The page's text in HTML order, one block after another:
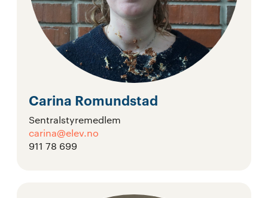
Carina Romundstad
Sentralstyremedlem
carina@elev.no
911 78 699